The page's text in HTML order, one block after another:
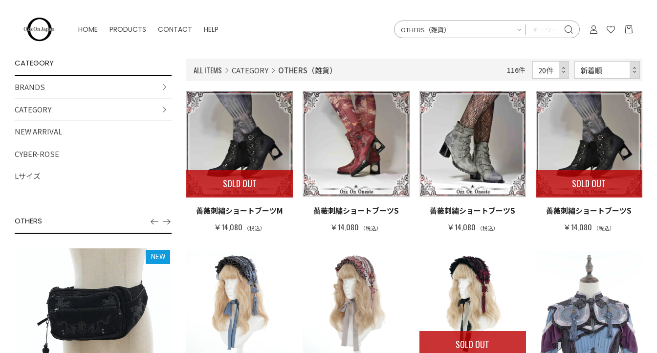
HOME PRODUCTS CONTACT HELP
CATEGORY
BRANDS
CATEGORY
NEW ARRIVAL
CYBER-ROSE
Lサイズ
OTHERS
NEW NEW
ALL ITEMS CATEGORY OTHERS（雑貨） 116件
SOLD OUT
薔薇刺繡ショートブーツM
￥14,080 （税込）
薔薇刺繡ショートブーツS
￥14,080 （税込）
薔薇刺繡ショートブーツS
￥14,080 （税込）
SOLD OUT
薔薇刺繡ショートブーツS
￥14,080 （税込）
SOLD OUT